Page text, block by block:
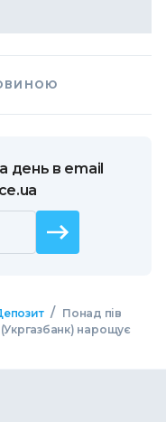
день в email
/ Понад пів
нарощує